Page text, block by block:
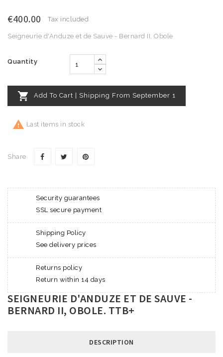
€400.00 Tax included
Seigneurie d'Anduze et de Sauve - Bernard II, Obole
Quantity
 Add To Cart | Shipping From September 1
 Last items in stock
Share
Security guarantees
SSL secure payment
Shipping Policy
See delivery prices
Returns policy
Return within 14 days
SEIGNEURIE D'ANDUZE ET DE SAUVE -
BERNARD II, OBOLE. TTB+
DESCRIPTION